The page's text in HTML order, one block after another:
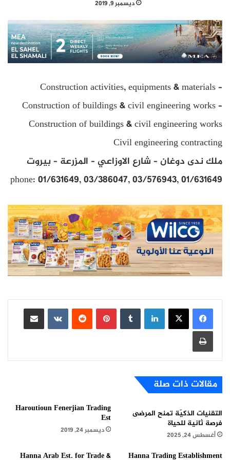
ديسمبر 9, 2019
Construction activities, equipments & materials –
Construction of buildings & civil engineering works –
Construction of buildings & civil engineering works
Civil engineering contracting
ملك ندى دوغان – شارع الاوزاعي – المزرعة – بيروت
phone: 01/631649, 03/386047, 03/576943, 01/631649
لينكدإن بينتيريست
مشاركة عبر البريد
طباعة
مقالات ذات صلة
التقنيات الذكيّة تمنح المرضى
فرصة ثانية للحياة
أغسطس 24, 2025
Haroutioun Fenerjian Trading
Est
ديسمبر 24, 2019
Hanna Trading Establishment
Hanna Arab Est. for Trade &